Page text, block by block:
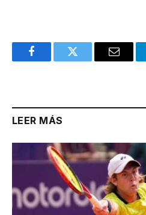
FacebookTwitter Email
LEER MÁS